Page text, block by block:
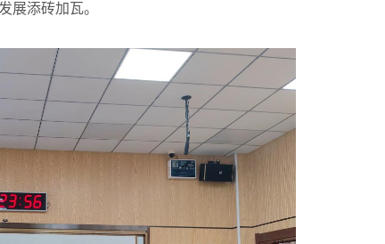
展添砖加瓦。